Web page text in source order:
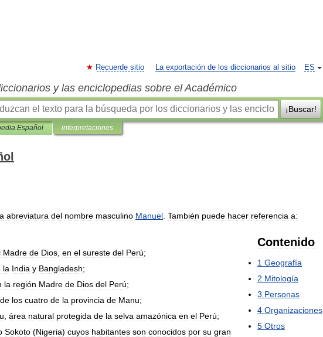
ES
Recuerde sitio La exportación de los diccionarios al sitio
y las enciclopedias sobre el Académico
¡Buscar!
Español interpretaciones
abreviatura del nombre masculino Manuel También puede hacer referencia a:
Contenido
1 Geografía
2 Mitología
3 Personas
4 Organizaciones
5 Otros
Madre de Dios en el sureste del Perú;
la India y Bangladesh;
la región Madre de Dios del Perú;
de los cuatro de la provincia de Manu;
área natural protegida de la selva amazónica en el Perú;
Sokoto (Nigeria) cuyos habitantes son conocidos por su gran